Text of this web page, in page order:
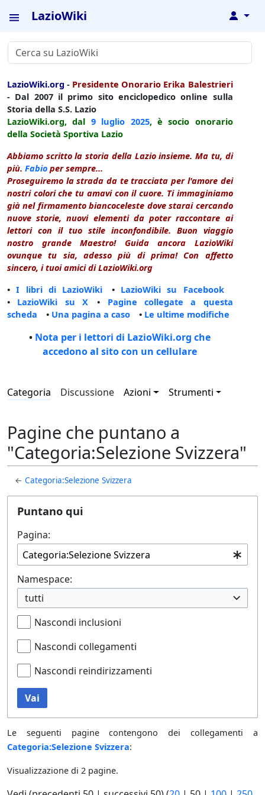
LazioWiki ↓
LazioWiki.org - Presidente Onorario Erika Balestrieri
- Dal 2007 il primo sito enciclopedico online sulla
Storia della S.S. Lazio
LazioWiki.org, dal 9 luglio 2025, è socio onorario
della Società Sportiva Lazio
Abbiamo scritto la storia della Lazio insieme. Ma tu, di
più. Fabio per sempre...
Proseguiremo la strada da te tracciata per l'amore dei
nostri colori che tu amavi con il cuore. Ti immaginiamo
già nel firmamento biancoceleste dove starai cercando
nuove storie, nuovi elementi da poter raccontare ai
lettori con il tuo stile inconfondibile. Buon viaggio
nostro grande Maestro! Guida ancora LazioWiki
ovunque tu sia, adesso più di prima! Con affetto
sincero, i tuoi amici di LazioWiki.org
•I libri di LazioWiki • LazioWiki su Facebook
• LazioWiki su X • Pagine collegate a questa
scheda • Una pagina a caso • Le ultime modifiche
• Nota per i lettori di LazioWiki.org che
accedono al sito con un cellulare
Categoria Discussione Azioni Strumenti
Pagine che puntano a
"Categoria:Selezione Svizzera"
←Categoria:Selezione Svizzera
Puntano qui
Pagina:
Namespace:
tutti
Nascondi inclusioni
Nascondi collegamenti
Nascondi reindirizzamenti
Vai
Le seguenti pagine contengono dei collegamenti a
Categoria:Selezione Svizzera:
Visualizzazione di 2 pagine.